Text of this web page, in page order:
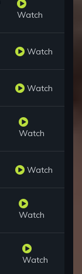
Watch
Watch
Watch
Watch
Watch
Watch
Watch